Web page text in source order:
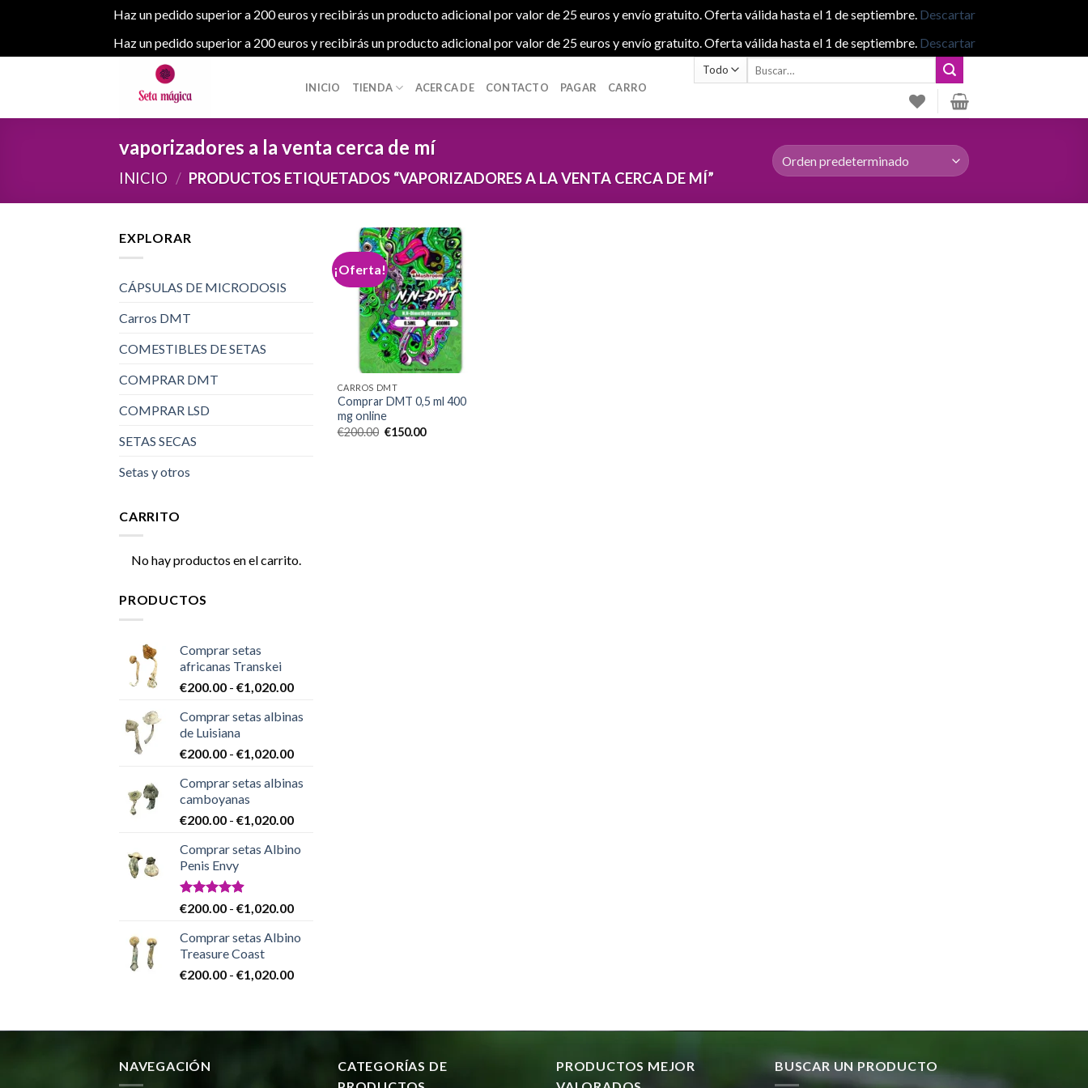
Haz un pedido superior a 200 euros y recibirás un producto adicional por valor de 25 euros y envío gratuito. Oferta válida hasta el 1 de septiembre. Descartar
Haz un pedido superior a 200 euros y recibirás un producto adicional por valor de 25 euros y envío gratuito. Oferta válida hasta el 1 de septiembre. Descartar
INICIO TIENDA ACERCA DE CONTACTO PAGAR CARRO
Buscar
vaporizadores a la venta cerca de mí
INICIO / PRODUCTOS ETIQUETADOS “VAPORIZADORES A LA VENTA CERCA DE MÍ”
EXPLORAR
CÁPSULAS DE MICRODOSIS
Carros DMT
COMESTIBLES DE SETAS
COMPRAR DMT
COMPRAR LSD
SETAS SECAS
Setas y otros
CARRITO
No hay productos en el carrito.
PRODUCTOS
Comprar setas
africanas Transkei
€200.00 - €1,020.00Rango
precios:
€200.00
€1,020.00
Comprar setas albinas
de Luisiana
€200.00 - €1,020.00Rango
precios:
€200.00
€1,020.00
Comprar setas albinas
camboyanas
€200.00 - €1,020.00Rango
precios:
hasta
Comprar setas Albino
Penis Envy
Valorado
de 5
€200.00 - €1,020.00Rango
precios:
€200.00
Comprar setas Albino
Treasure Coast
€200.00 - €1,020.00Rango
€1,020.00
¡Oferta!
Add to
wishlist
CARROS DMT
Comprar DMT 0,5 ml 400
mg online
€200.00 El
€150.00El
NAVEGACIÓN
CATEGORÍAS DE
PRODUCTOS MEJOR
BUSCAR UN PRODUCTO